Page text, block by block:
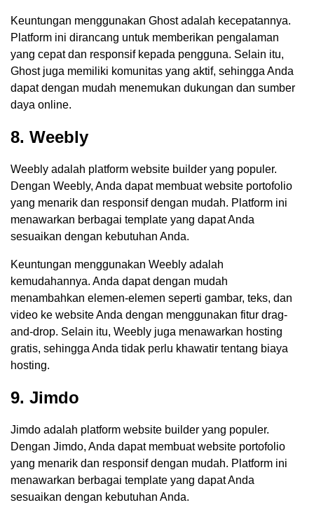
Keuntungan menggunakan Ghost adalah kecepatannya.
Platform ini dirancang untuk memberikan pengalaman
yang cepat dan responsif kepada pengguna. Selain itu,
Ghost juga memiliki komunitas yang aktif, sehingga Anda
dapat dengan mudah menemukan dukungan dan sumber
daya online.
8. Weebly
Weebly adalah platform website builder yang populer.
Dengan Weebly, Anda dapat membuat website portofolio
yang menarik dan responsif dengan mudah. Platform ini
menawarkan berbagai template yang dapat Anda
sesuaikan dengan kebutuhan Anda.
Keuntungan menggunakan Weebly adalah
kemudahannya. Anda dapat dengan mudah
menambahkan elemen-elemen seperti gambar, teks, dan
video ke website Anda dengan menggunakan fitur drag-
and-drop. Selain itu, Weebly juga menawarkan hosting
gratis, sehingga Anda tidak perlu khawatir tentang biaya
hosting.
9. Jimdo
Jimdo adalah platform website builder yang populer.
Dengan Jimdo, Anda dapat membuat website portofolio
yang menarik dan responsif dengan mudah. Platform ini
menawarkan berbagai template yang dapat Anda
sesuaikan dengan kebutuhan Anda.